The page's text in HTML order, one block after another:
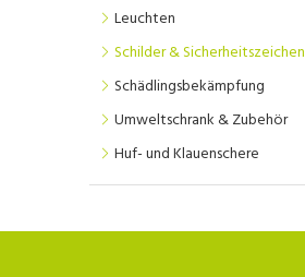
Leuchten
Schilder & Sicherheitszeichen
Schädlingsbekämpfung
Umweltschrank & Zubehör
Huf- und Klauenschere